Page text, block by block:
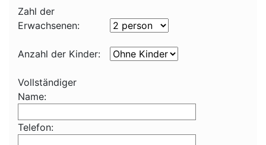
Zahl der
Erwachsenen:
Anzahl der Kinder:
Vollständiger
Name:
Telefon: